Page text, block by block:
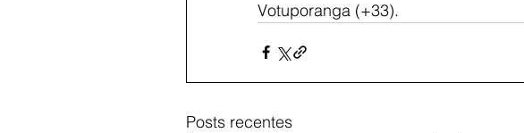
Votuporanga (+33).
Posts recentes